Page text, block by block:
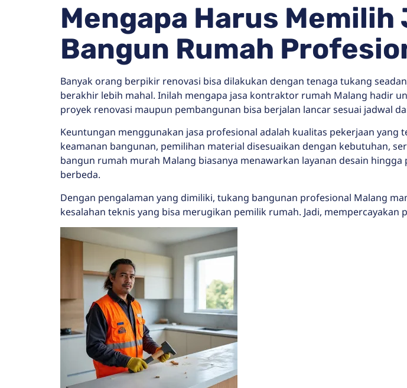
Mengapa Harus Memilih
Bangun Rumah
Banyak orang berpikir renovasi bisa dilakukan dengan tenaga tukang
berakhir lebih mahal. Inilah mengapa jasa kontraktor rumah Malang hadir
proyek renovasi maupun pembangunan bisa berjalan lancar sesuai jadwal
Keuntungan menggunakan jasa profesional adalah kualitas pekerjaan
keamanan bangunan, pemilihan material disesuaikan dengan kebutuhan,
bangun rumah murah Malang biasanya menawarkan layanan desain
berbeda.
Dengan pengalaman yang dimiliki, tukang bangunan profesional Malang
kesalahan teknis yang bisa merugikan pemilik rumah. Jadi,